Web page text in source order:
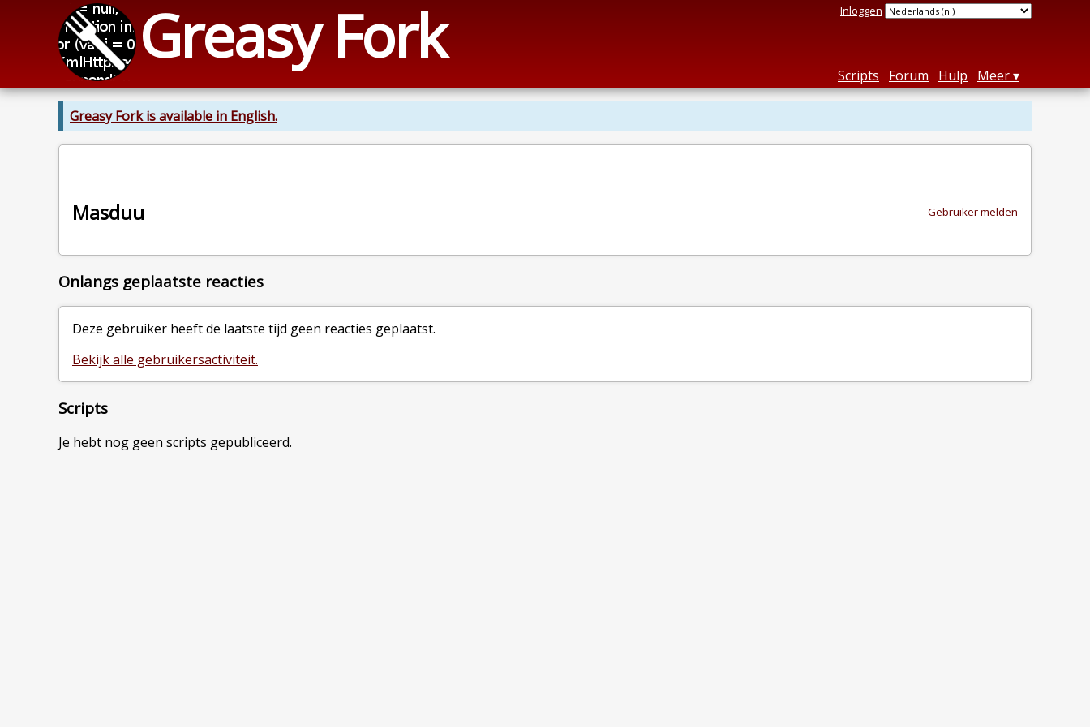
Greasy Fork Inloggen
Scripts Forum Hulp Meer
Greasy Fork is available in English.
Gebruiker melden
Masduu
Onlangs geplaatste reacties
Deze gebruiker heeft de laatste tijd geen reacties geplaatst.
Bekijk alle gebruikersactiviteit.
Scripts
Je hebt nog geen scripts gepubliceerd.